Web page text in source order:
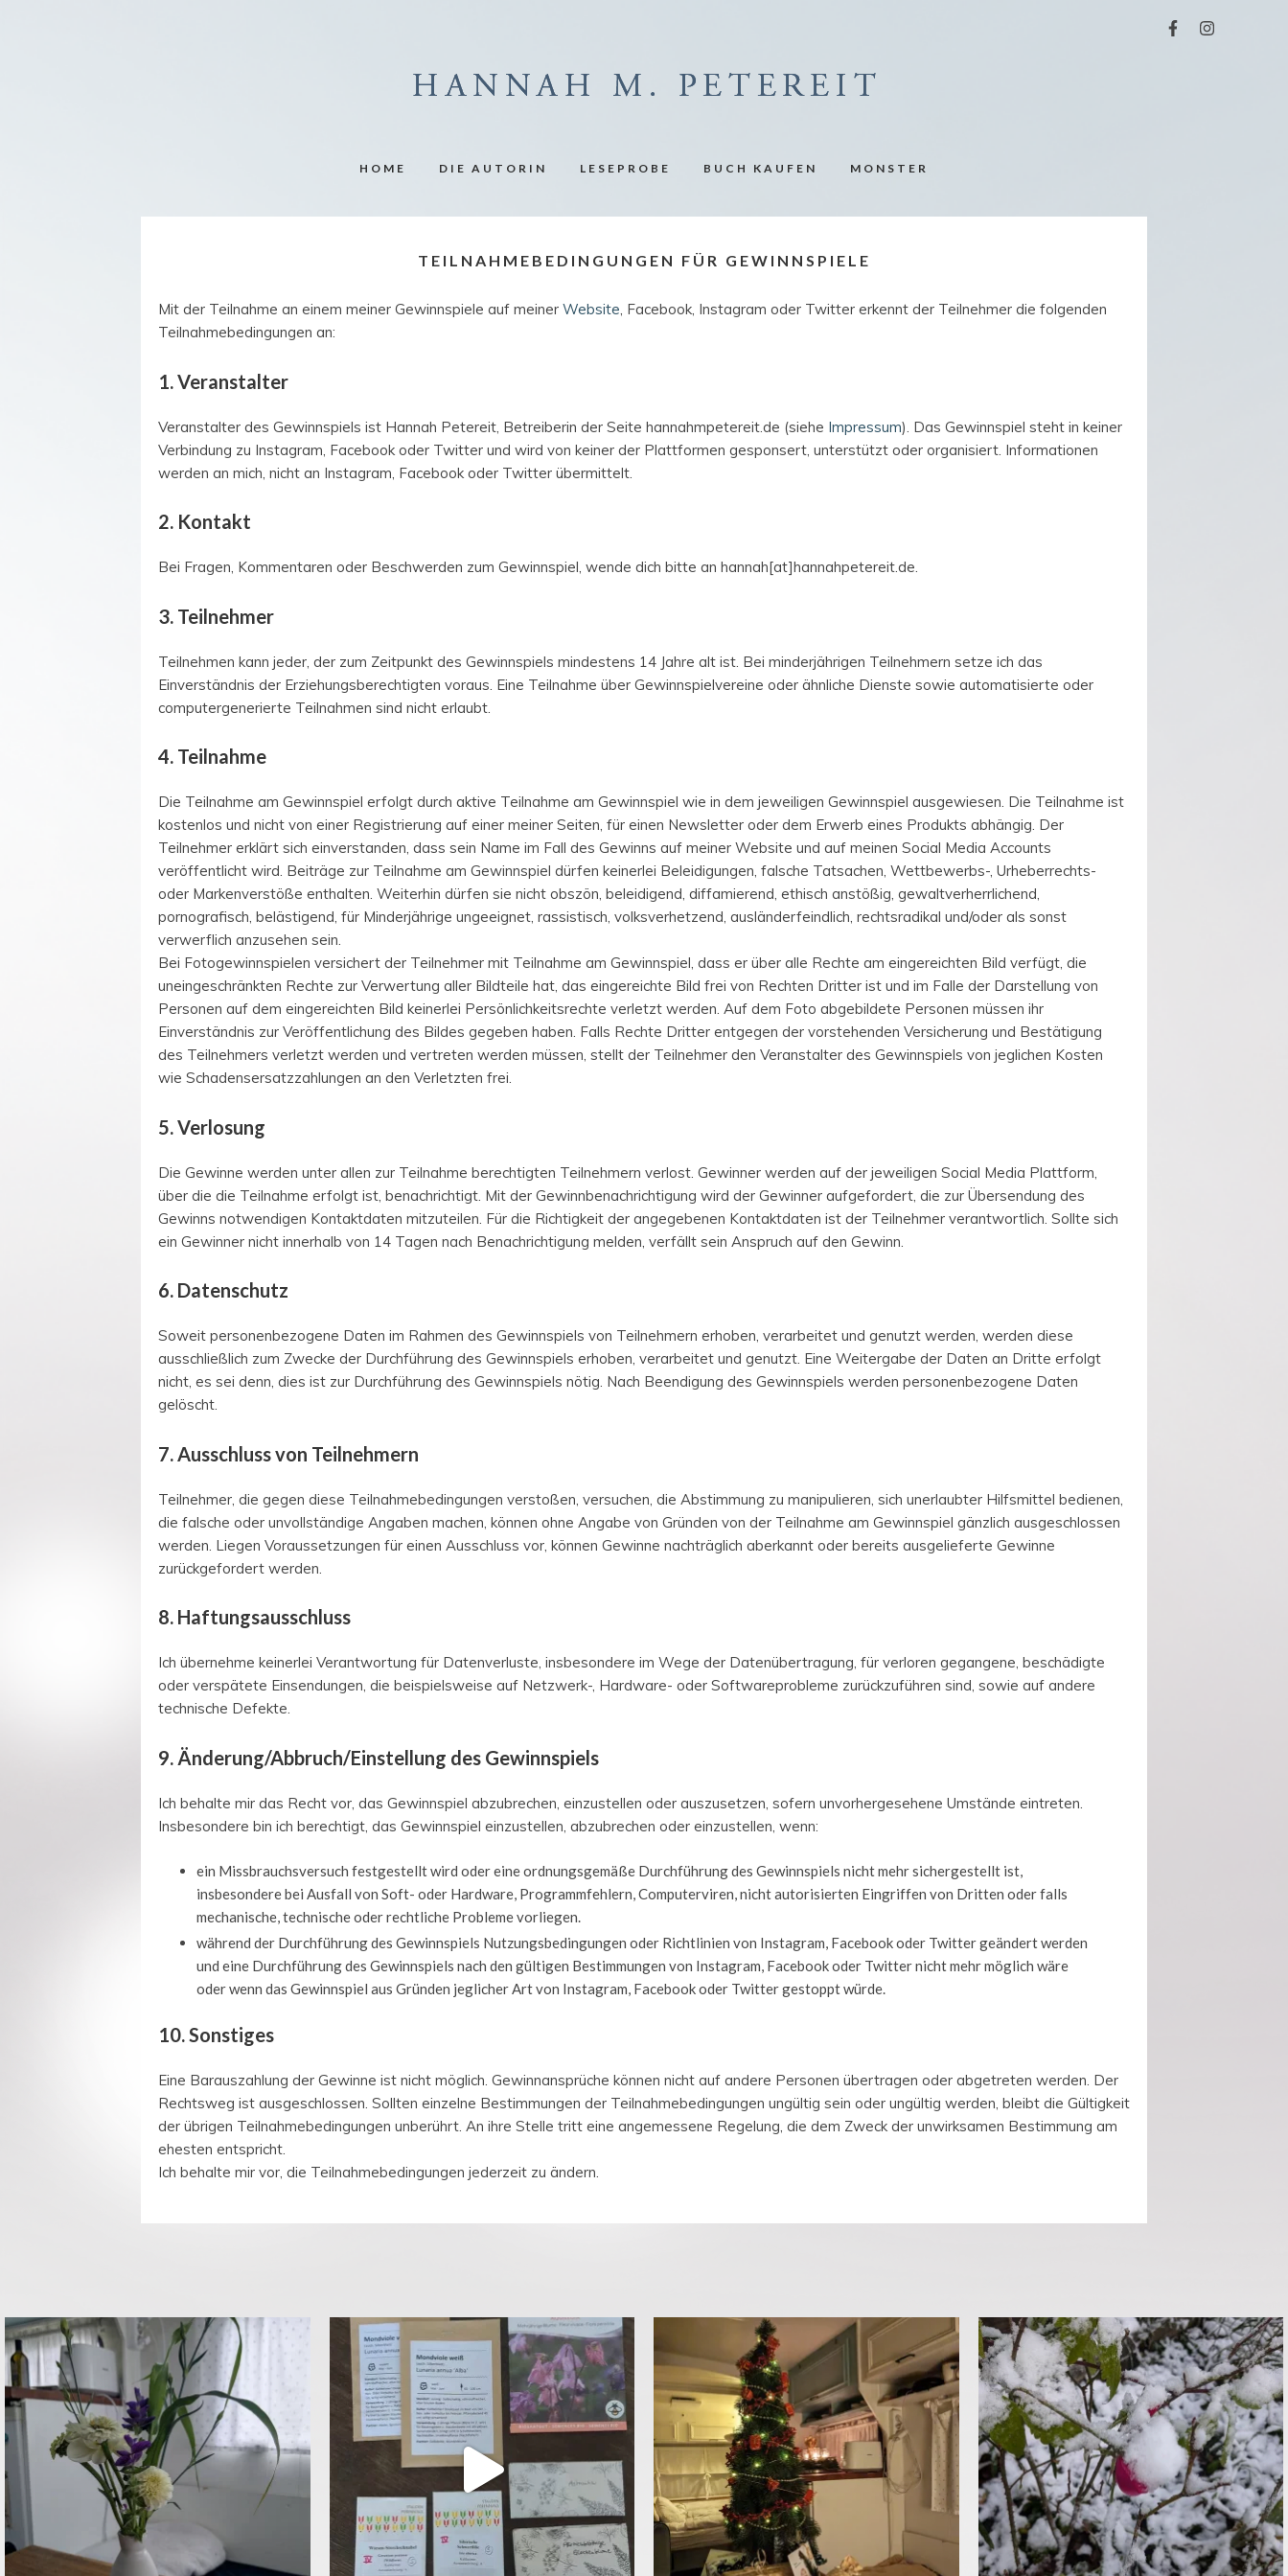
HOME DIE AUTORIN LESEPROBE BUCH KAUFEN MONSTER
TEILNAHMEBEDINGUNGEN FÜR GEWINNSPIELE
Mit der Teilnahme an einem meiner Gewinnspiele auf meiner Website, Facebook, Instagram oder Twitter erkennt der Teilnehmer die folgenden
Teilnahmebedingungen an:
1. Veranstalter
Veranstalter des Gewinnspiels ist Hannah Petereit, Betreiberin der Seite hannahmpetereit.de (siehe Impressum). Das Gewinnspiel steht in keiner
Verbindung zu Instagram, Facebook oder Twitter und wird von keiner der Plattformen gesponsert, unterstützt oder organisiert. Informationen
werden an mich, nicht an Instagram, Facebook oder Twitter übermittelt.
2. Kontakt
Bei Fragen, Kommentaren oder Beschwerden zum Gewinnspiel, wende dich bitte an hannah[at]hannahpetereit.de.
3. Teilnehmer
Teilnehmen kann jeder, der zum Zeitpunkt des Gewinnspiels mindestens 14 Jahre alt ist. Bei minderjährigen Teilnehmern setze ich das
Einverständnis der Erziehungsberechtigten voraus. Eine Teilnahme über Gewinnspielvereine oder ähnliche Dienste sowie automatisierte oder
computergenerierte Teilnahmen sind nicht erlaubt.
4. Teilnahme
Die Teilnahme am Gewinnspiel erfolgt durch aktive Teilnahme am Gewinnspiel wie in dem jeweiligen Gewinnspiel ausgewiesen. Die Teilnahme ist
kostenlos und nicht von einer Registrierung auf einer meiner Seiten, für einen Newsletter oder dem Erwerb eines Produkts abhängig. Der
Teilnehmer erklärt sich einverstanden, dass sein Name im Fall des Gewinns auf meiner Website und auf meinen Social Media Accounts
veröffentlicht wird. Beiträge zur Teilnahme am Gewinnspiel dürfen keinerlei Beleidigungen, falsche Tatsachen, Wettbewerbs-, Urheberrechts-
oder Markenverstöße enthalten. Weiterhin dürfen sie nicht obszön, beleidigend, diffamierend, ethisch anstößig, gewaltverherrlichend,
pornografisch, belästigend, für Minderjährige ungeeignet, rassistisch, volksverhetzend, ausländerfeindlich, rechtsradikal und/oder als sonst
verwerflich anzusehen sein.
Bei Fotogewinnspielen versichert der Teilnehmer mit Teilnahme am Gewinnspiel, dass er über alle Rechte am eingereichten Bild verfügt, die
uneingeschränkten Rechte zur Verwertung aller Bildteile hat, das eingereichte Bild frei von Rechten Dritter ist und im Falle der Darstellung von
Personen auf dem eingereichten Bild keinerlei Persönlichkeitsrechte verletzt werden. Auf dem Foto abgebildete Personen müssen ihr
Einverständnis zur Veröffentlichung des Bildes gegeben haben. Falls Rechte Dritter entgegen der vorstehenden Versicherung und Bestätigung
des Teilnehmers verletzt werden und vertreten werden müssen, stellt der Teilnehmer den Veranstalter des Gewinnspiels von jeglichen Kosten
wie Schadensersatzzahlungen an den Verletzten frei.
5. Verlosung
Die Gewinne werden unter allen zur Teilnahme berechtigten Teilnehmern verlost. Gewinner werden auf der jeweiligen Social Media Plattform,
über die die Teilnahme erfolgt ist, benachrichtigt. Mit der Gewinnbenachrichtigung wird der Gewinner aufgefordert, die zur Übersendung des
Gewinns notwendigen Kontaktdaten mitzuteilen. Für die Richtigkeit der angegebenen Kontaktdaten ist der Teilnehmer verantwortlich. Sollte sich
ein Gewinner nicht innerhalb von 14 Tagen nach Benachrichtigung melden, verfällt sein Anspruch auf den Gewinn.
6. Datenschutz
Soweit personenbezogene Daten im Rahmen des Gewinnspiels von Teilnehmern erhoben, verarbeitet und genutzt werden, werden diese
ausschließlich zum Zwecke der Durchführung des Gewinnspiels erhoben, verarbeitet und genutzt. Eine Weitergabe der Daten an Dritte erfolgt
nicht, es sei denn, dies ist zur Durchführung des Gewinnspiels nötig. Nach Beendigung des Gewinnspiels werden personenbezogene Daten
gelöscht.
7. Ausschluss von Teilnehmern
Teilnehmer, die gegen diese Teilnahmebedingungen verstoßen, versuchen, die Abstimmung zu manipulieren, sich unerlaubter Hilfsmittel bedienen,
die falsche oder unvollständige Angaben machen, können ohne Angabe von Gründen von der Teilnahme am Gewinnspiel gänzlich ausgeschlossen
werden. Liegen Voraussetzungen für einen Ausschluss vor, können Gewinne nachträglich aberkannt oder bereits ausgelieferte Gewinne
zurückgefordert werden.
8. Haftungsausschluss
Ich übernehme keinerlei Verantwortung für Datenverluste, insbesondere im Wege der Datenübertragung, für verloren gegangene, beschädigte
oder verspätete Einsendungen, die beispielsweise auf Netzwerk-, Hardware- oder Softwareprobleme zurückzuführen sind, sowie auf andere
technische Defekte.
9. Änderung/Abbruch/Einstellung des Gewinnspiels
Ich behalte mir das Recht vor, das Gewinnspiel abzubrechen, einzustellen oder auszusetzen, sofern unvorhergesehene Umstände eintreten.
Insbesondere bin ich berechtigt, das Gewinnspiel einzustellen, abzubrechen oder einzustellen, wenn:
ein Missbrauchsversuch festgestellt wird oder eine ordnungsgemäße Durchführung des Gewinnspiels nicht mehr sichergestellt ist,
insbesondere bei Ausfall von Soft- oder Hardware, Programmfehlern, Computerviren, nicht autorisierten Eingriffen von Dritten oder falls
mechanische, technische oder rechtliche Probleme vorliegen.
während der Durchführung des Gewinnspiels Nutzungsbedingungen oder Richtlinien von Instagram, Facebook oder Twitter geändert werden
und eine Durchführung des Gewinnspiels nach den gültigen Bestimmungen von Instagram, Facebook oder Twitter nicht mehr möglich wäre
oder wenn das Gewinnspiel aus Gründen jeglicher Art von Instagram, Facebook oder Twitter gestoppt würde.
10. Sonstiges
Eine Barauszahlung der Gewinne ist nicht möglich. Gewinnansprüche können nicht auf andere Personen übertragen oder abgetreten werden. Der
Rechtsweg ist ausgeschlossen. Sollten einzelne Bestimmungen der Teilnahmebedingungen ungültig sein oder ungültig werden, bleibt die Gültigkeit
der übrigen Teilnahmebedingungen unberührt. An ihre Stelle tritt eine angemessene Regelung, die dem Zweck der unwirksamen Bestimmung am
ehesten entspricht.
Ich behalte mir vor, die Teilnahmebedingungen jederzeit zu ändern.